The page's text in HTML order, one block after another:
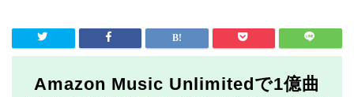
Amazon Music Unlimitedで1億曲